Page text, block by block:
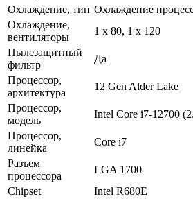
Охлаждение, тип Охлаждение
Охлаждение,
вентиляторы
1 x 80, 1 x 120
Пылезащитный
фильтр
Да
Процессор,
архитектура
12 Gen Alder Lake
Процессор,
модель
Intel Core i7-12700
Процессор,
линейка
Core i7
Разъем
процессора
LGA 1700
Chipset
Intel R680E